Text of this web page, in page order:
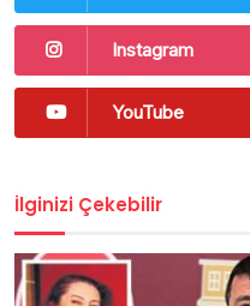
Instagram
YouTube
İlginizi Çekebilir